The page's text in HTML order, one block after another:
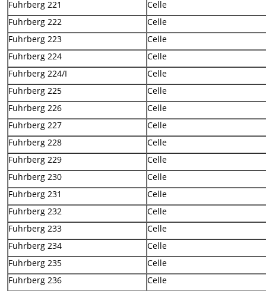
Fuhrberg 221
Celle
Fuhrberg 222
Celle
Fuhrberg 223
Celle
Fuhrberg 224
Celle
Fuhrberg 224/I
Celle
Fuhrberg 225
Celle
Fuhrberg 226
Celle
Fuhrberg 227
Celle
Fuhrberg 228
Celle
Fuhrberg 229
Celle
Fuhrberg 230
Celle
Fuhrberg 231
Celle
Fuhrberg 232
Celle
Fuhrberg 233
Celle
Fuhrberg 234
Celle
Fuhrberg 235
Celle
Fuhrberg 236
Celle